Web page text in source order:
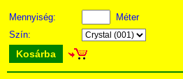
Mennyiség:
Méter
Szín:
Kosárba